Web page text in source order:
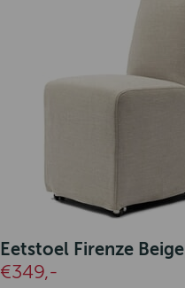
Eetstoel Firenze Beige
€349,-